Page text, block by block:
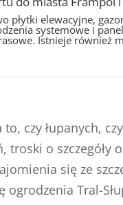
płytki elewacyjne,
systemowe i
Istnieje również
czy łupanych,
troski o
się ze
Tral-